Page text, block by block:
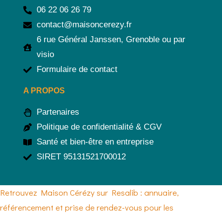
06 22 06 26 79
contact@maisoncerezy.fr
6 rue Général Janssen, Grenoble ou par
visio
Formulaire de contact
A PROPOS
Partenaires
Politique de confidentialité & CGV
Santé et bien-être en entreprise
SIRET 95131521700012
Retrouvez Maison Cérézy sur Resalib : annuaire,
référencement et prise de rendez-vous pour les